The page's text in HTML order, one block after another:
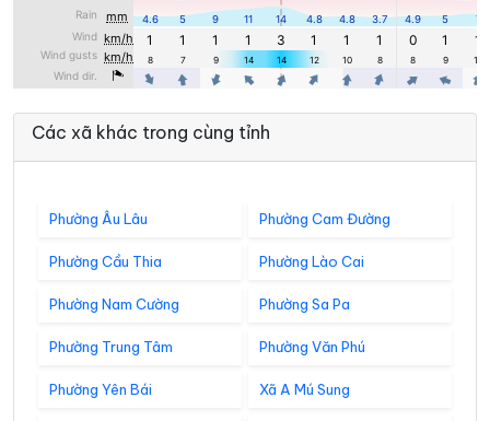
Các xã khác trong cùng tỉnh
Phường Âu Lâu Phường Cam Đường
Phường Cầu Thia Phường Lào Cai
Phường Nam Cường Phường Sa Pa
Phường Trung Tâm Phường Văn Phú
Phường Yên Bái Xã A Mú Sung